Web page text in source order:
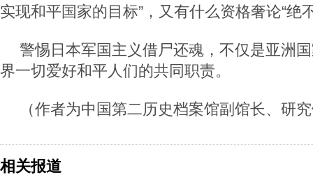
实现和平国家的目标”，又有什么资格奢论“绝
警惕日本军国主义借尸还魂，不仅是亚洲
界一切爱好和平人们的共同职责。
（作者为中国第二历史档案馆副馆长、研
相关报道